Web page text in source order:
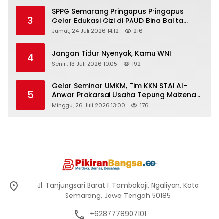
3
SPPG Semarang Pringapus Pringapus
Gelar Edukasi Gizi di PAUD Bina Balita
Peringati Hari Anak Nasional 2026
Jumat, 24 Juli 2026 14:12 216
4 Jangan Tidur Nyenyak, Kamu WNI
Senin, 13 Juli 2026 10:05 192
5
Gelar Seminar UMKM, Tim KKN STAI Al-
Anwar Prakarsai Usaha Tepung Maizena
di Logung
Minggu, 26 Juli 2026 13:00 176
Jl. Tanjungsari Barat I, Tambakaji, Ngaliyan, Kota
Semarang, Jawa Tengah 50185
+6287778907101